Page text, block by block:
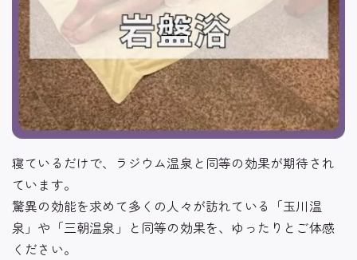
寝ているだけで、ラジウム温泉と同等の効果が期待され
ています。
驚異の効能を求めて多くの人々が訪れている「玉川温
泉」や「三朝温泉」と同等の効果を、ゆったりとご体感
ください。